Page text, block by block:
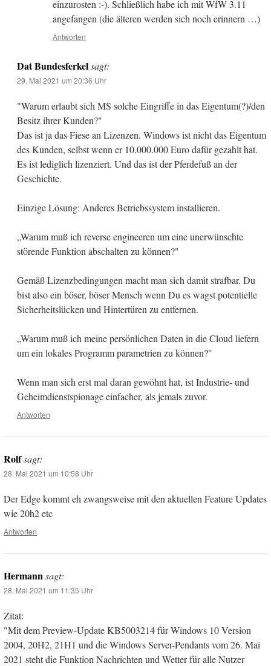
einzurosten :-). Schließlich habe ich mit WfW 3.11
angefangen (die älteren werden sich noch erinnern …)
Antworten
Dat Bundesferkel sagt:
29. Mai 2021 um 20:36 Uhr
"Warum erlaubt sich MS solche Eingriffe in das Eigentum(?)/den
Besitz ihrer Kunden?"
Das ist ja das Fiese an Lizenzen. Windows ist nicht das Eigentum
des Kunden, selbst wenn er 10.000.000 Euro dafür gezahlt hat.
Es ist lediglich lizenziert. Und das ist der Pferdefuß an der
Geschichte.
Einzige Lösung: Anderes Betriebssystem installieren.
„Warum muß ich reverse engineeren um eine unerwünschte
störende Funktion abschalten zu können?"
Gemäß Lizenzbedingungen macht man sich damit strafbar. Du
bist also ein böser, böser Mensch wenn Du es wagst potentielle
Sicherheitslücken und Hintertüren zu entfernen.
„Warum muß ich meine persönlichen Daten in die Cloud liefern
um ein lokales Programm parametrien zu können?"
Wenn man sich erst mal daran gewöhnt hat, ist Industrie- und
Geheimdienstspionage einfacher, als jemals zuvor.
Antworten
Rolfsagt:
28. Mai 2021 um 10:58 Uhr
Der Edge kommt eh zwangsweise mit den aktuellen Feature Updates
wie 20h2 etc
Antworten
Hermannsagt:
28. Mai 2021 um 11:35 Uhr
Zitat:
"Mit dem Preview-Update KB5003214 für Windows 10 Version
2004, 20H2, 21H1 und die Windows Server-Pendants vom 26. Mai
2021 steht die Funktion Nachrichten und Wetter für alle Nutzer